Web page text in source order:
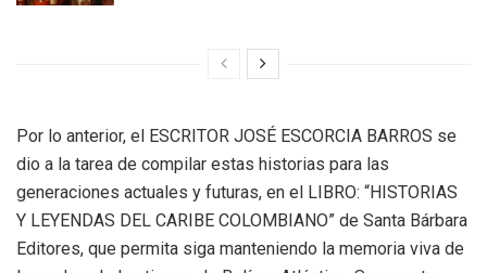
Por lo anterior, el ESCRITOR JOSÉ ESCORCIA BARROS se
dio a la tarea de compilar estas historias para las
generaciones actuales y futuras, en el LIBRO: “HISTORIAS
Y LEYENDAS DEL CARIBE COLOMBIANO” de Santa Bárbara
Editores, que permita siga manteniendo la memoria viva de